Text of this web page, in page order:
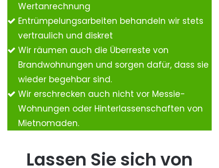
Wertanrechnung
Entrümpelungsarbeiten behandeln wir stets
vertraulich und diskret
Wir räumen auch die Überreste von
Brandwohnungen und sorgen dafür, dass sie
wieder begehbar sind.
Wir erschrecken auch nicht vor Messie-
Wohnungen oder Hinterlassenschaften von
Mietnomaden.
Lassen Sie sich von